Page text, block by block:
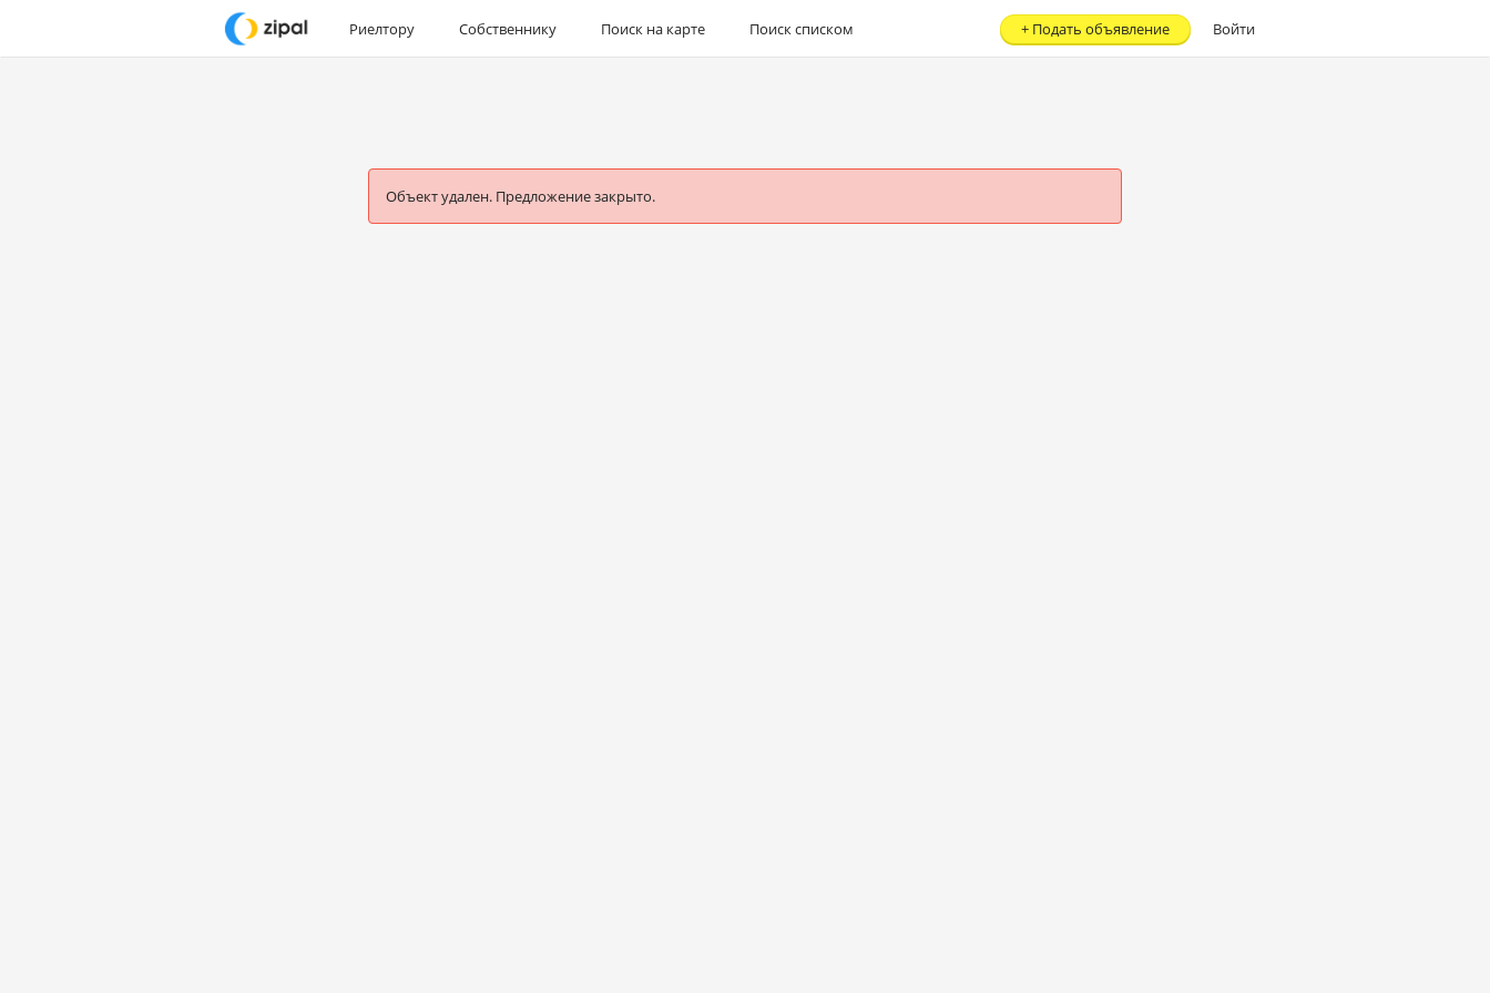
Риелтору Собственнику Поиск на карте Поиск списком Войти
+ Подать объявление
Объект удален. Предложение закрыто.